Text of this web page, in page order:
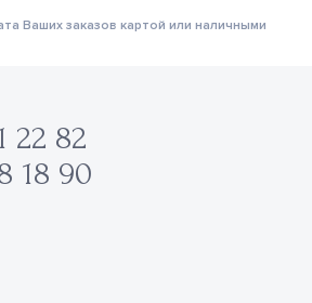
Ваших заказов картой или наличными
22 82
18 90